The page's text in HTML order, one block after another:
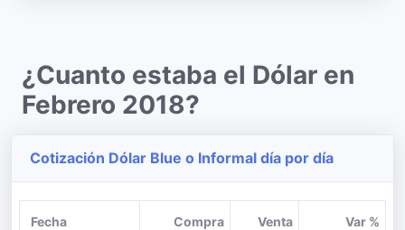
¿Cuanto estaba el Dólar en
Febrero 2018?
Cotización Dólar Blue o Informal día por día
Fecha Compra Venta Var %